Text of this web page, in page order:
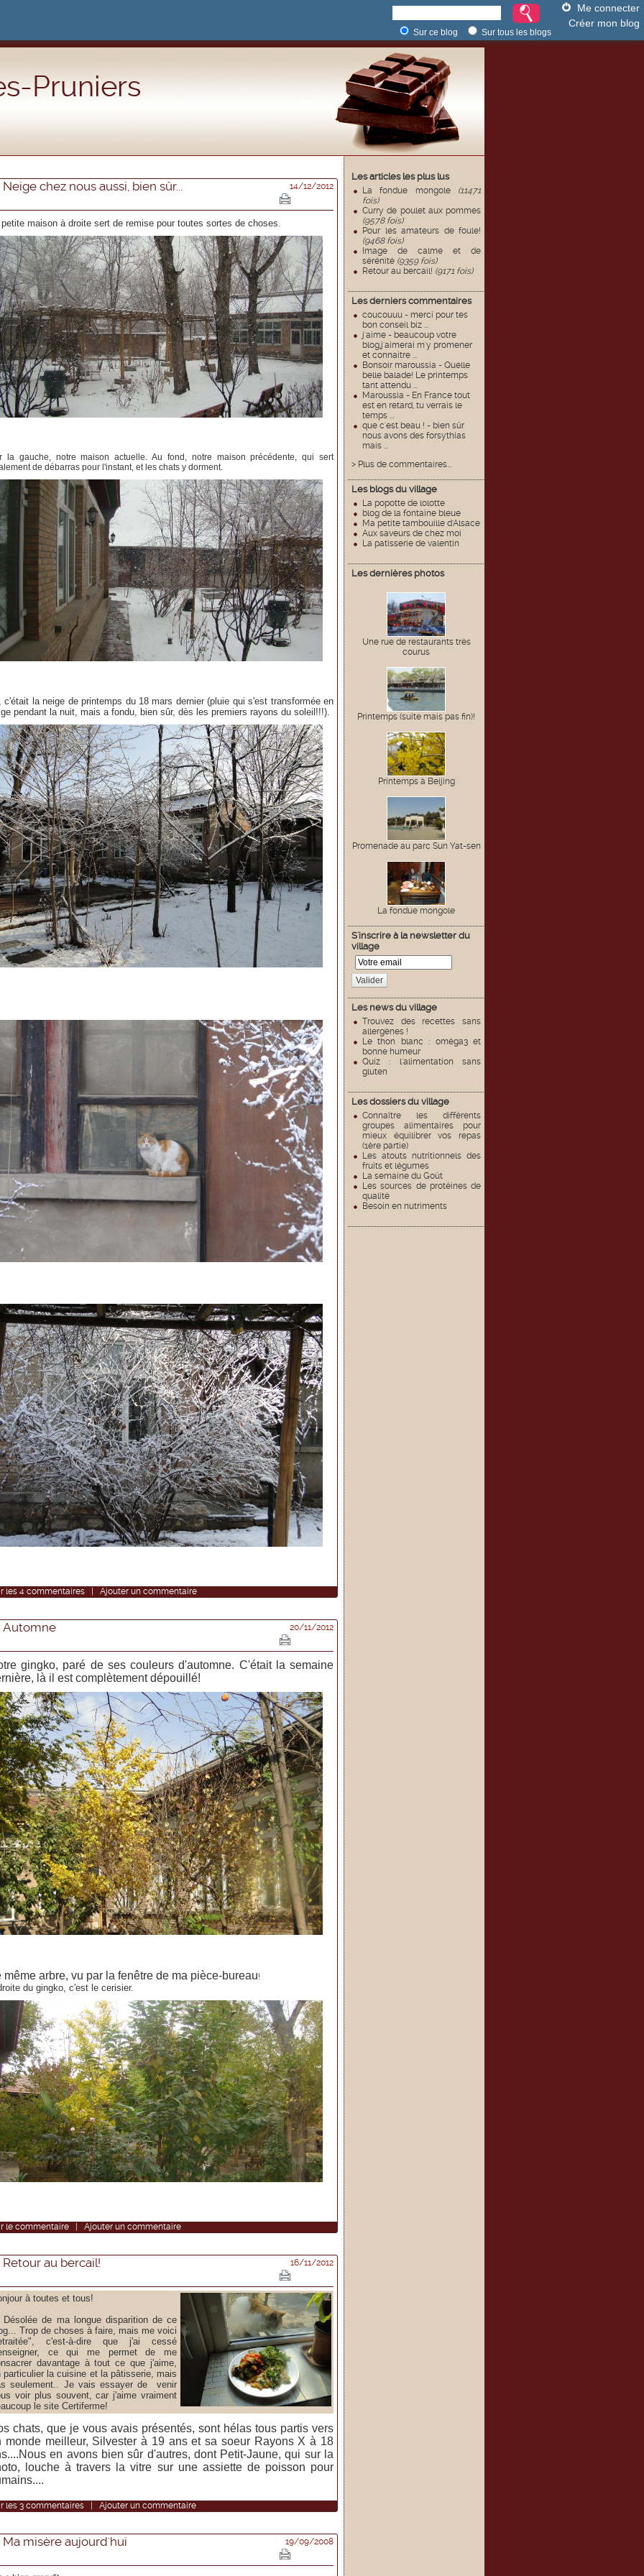
Me connecter
Créer mon blog
Sur ce blog Sur tous les blogs
Pruniers
Les articles les plus lus
La fondue mongole (11471
fois)
Curry de poulet aux pommes
(9578 fois)
Pour les amateurs de foule!
(9468 fois)
Image de calme et de
sérénité (9359 fois)
Retour au bercail! (9171 fois)
Les derniers commentaires
coucouuu - merci pour tes
bon conseil biz ...
j'aime - beaucoup votre
blog,j'aimerai m'y promener
et connaitre ...
Bonsoir maroussia - Quelle
belle balade! Le printemps
tant attendu ...
Maroussia - En France tout
est en retard, tu verrais le
temps ...
que c'est beau ! - bien sûr
nous avons des forsythias
mais ...
> Plus de commentaires...
Les blogs du village
La popotte de lolotte
blog de la fontaine bleue
Ma petite tambouille d'Alsace
Aux saveurs de chez moi
La patisserie de valentin
Les dernières photos
Une rue de restaurants très
courus
Printemps (suite mais pas fin)!
Printemps à Beijing
Promenade au parc Sun Yat-sen
La fondue mongole
S'inscrire à la newsletter du
village
Valider
Les news du village
Trouvez des recettes sans
allergènes !
Le thon blanc : oméga3 et
bonne humeur
Quiz : l'alimentation sans
gluten
Les dossiers du village
Connaître les différents
groupes alimentaires pour
mieux équilibrer vos repas
(1ère partie)
Les atouts nutritionnels des
fruits et légumes
La semaine du Goût
Les sources de protéines de
qualité
Besoin en nutriments
Neige chez nous aussi, bien sûr... 14/12/2012
maison à droite sert de remise pour toutes sortes de choses.
la gauche, notre maison actuelle. Au fond, notre maison précédente, qui sert
de débarras pour l'instant, et les chats y dorment.
c'était la neige de printemps du 18 mars dernier (pluie qui s'est transformée en
pendant la nuit, mais a fondu, bien sûr, dès les premiers rayons du soleil!!!).
les 4 commentaires | Ajouter un commentaire
Automne 20/11/2012
gingko, paré de ses couleurs d'automne. C'était la semaine
là il est complètement dépouillé!
même arbre, vu par la fenêtre de ma pièce-bureau!
du gingko, c'est le cerisier.
le commentaire | Ajouter un commentaire
Retour au bercail! 16/11/2012
à toutes et tous!
de ma longue disparition de ce
Trop de choses à faire, mais me voici
c'est-à-dire que j'ai cessé
ce qui me permet de me
davantage à tout ce que j'aime,
particulier la cuisine et la pâtisserie, mais
seulement.. Je vais essayer de venir
voir plus souvent, car j'aime vraiment
le site Certiferme!
chats, que je vous avais présentés, sont hélas tous partis vers
monde meilleur, Silvester à 19 ans et sa soeur Rayons X à 18
en avons bien sûr d'autres, dont Petit-Jaune, qui sur la
louche à travers la vitre sur une assiette de poisson pour
les 3 commentaires Ajouter un commentaire
Ma misère aujourd'hui 19/09/2008